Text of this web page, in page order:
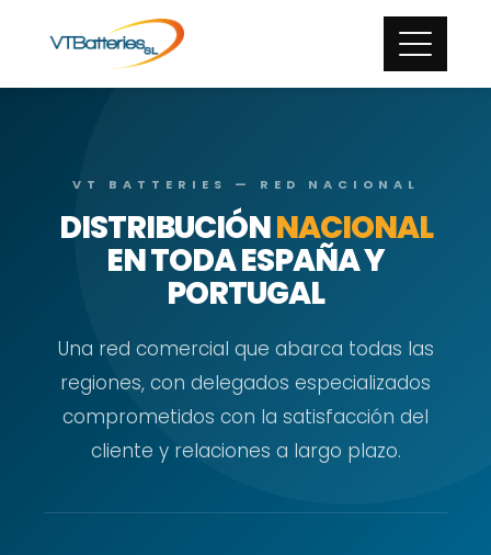
VT BATTERIES — RED NACIONAL
DISTRIBUCIÓNNACIONAL
EN TODA ESPAÑA Y
PORTUGAL
Una red comercial que abarca todas las
regiones, con delegados especializados
comprometidos con la satisfacción del
cliente y relaciones a largo plazo.